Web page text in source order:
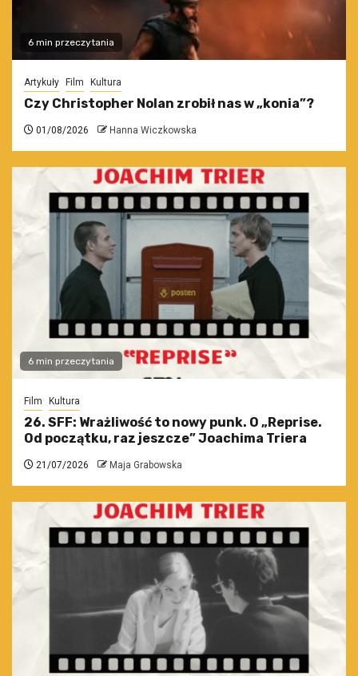
6 min przeczytania
Artykuły Film Kultura
Czy Christopher Nolan zrobił nas w „konia”?
01/08/2026 Hanna Wiczkowska
6 min przeczytania
Film Kultura
26. SFF: Wrażliwość to nowy punk. O „Reprise.
Od początku, raz jeszcze” Joachima Triera
21/07/2026 Maja Grabowska